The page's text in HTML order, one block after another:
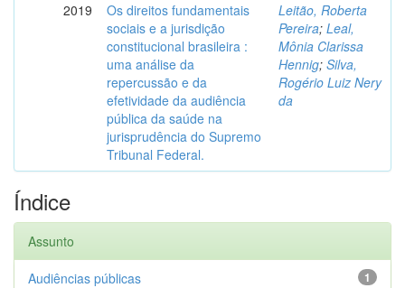
2019
Os direitos fundamentais
sociais e a jurisdição
constitucional brasileira :
uma análise da
repercussão e da
efetividade da audiência
pública da saúde na
jurisprudência do Supremo
Tribunal Federal.
Leitão, Roberta
Pereira; Leal,
Mônia Clarissa
Hennig; Silva,
Rogério Luiz Nery
da
Índice
Assunto
1
Audiências públicas